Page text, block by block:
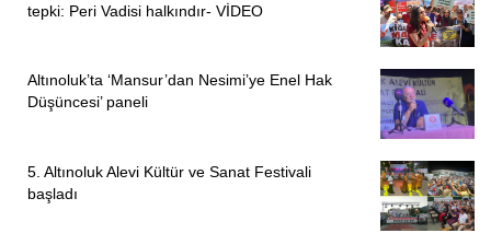
tepki: Peri Vadisi halkındır- VİDEO
Altınoluk’ta ‘Mansur’dan Nesimi’ye Enel Hak
Düşüncesi’ paneli
5. Altınoluk Alevi Kültür ve Sanat Festivali
başladı